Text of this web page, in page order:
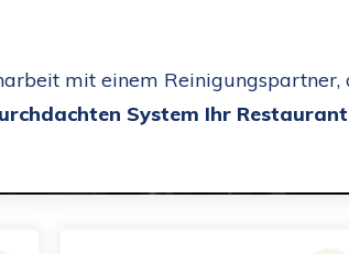
mit einem Reinigungspartner,
System Ihr